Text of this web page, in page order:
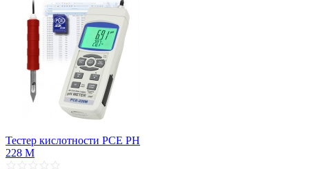
Тестер кислотности РСЕ РН
228 М